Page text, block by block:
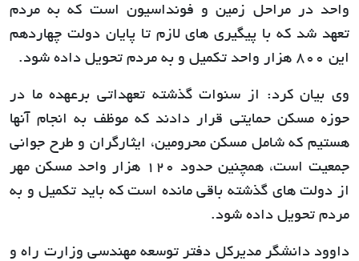
واحد در مراحل زمین و فونداسیون است که به مردم
تعهد شد که با پیگیری های لازم تا پایان دولت چهاردهم
این 800 هزار واحد تکمیل و به مردم تحویل داده شود.
وی بیان کرد: از سنوات گذشته تعهداتی برعهده ما در
حوزه مسکن حمایتی قرار دادند که موظف به انجام آنها
هستیم که شامل مسکن محرومین، ایثارگران و طرح جوانی
جمعیت است، همچنین حدود 120 هزار واحد مسکن مهر
از دولت های گذشته باقی مانده است که باید تکمیل و به
مردم تحویل داده شود.
داوود دانشگر مدیرکل دفتر توسعه مهندسی وزارت راه و